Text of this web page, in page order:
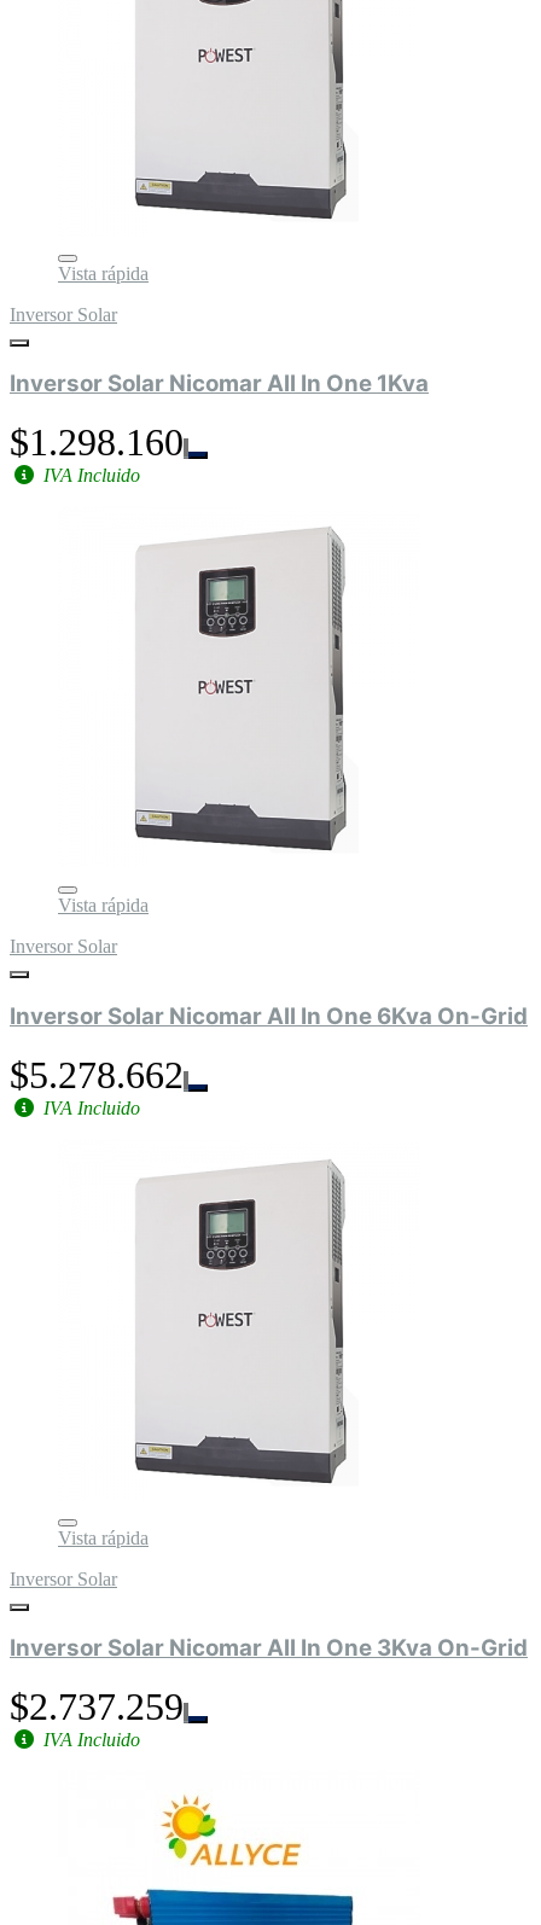
Vista rápida
Inversor Solar
Inversor Solar Nicomar All In One 1Kva
$1.298.160
IVA Incluido
Vista rápida
Inversor Solar
Inversor Solar Nicomar All In One 6Kva On-Grid
$5.278.662
IVA Incluido
Vista rápida
Inversor Solar
Inversor Solar Nicomar All In One 3Kva On-Grid
$2.737.259
IVA Incluido